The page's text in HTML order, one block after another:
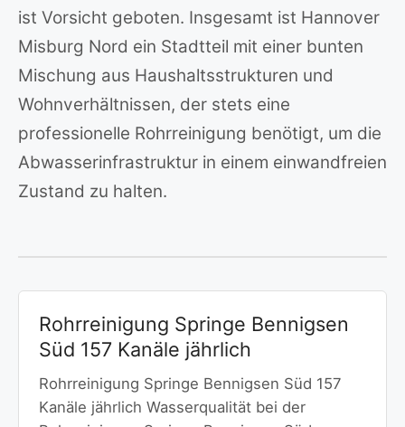
ist Vorsicht geboten. Insgesamt ist Hannover
Misburg Nord ein Stadtteil mit einer bunten
Mischung aus Haushaltsstrukturen und
Wohnverhältnissen, der stets eine
professionelle Rohrreinigung benötigt, um die
Abwasserinfrastruktur in einem einwandfreien
Zustand zu halten.
Rohrreinigung Springe Bennigsen
Süd 157 Kanäle jährlich
Rohrreinigung Springe Bennigsen Süd 157
Kanäle jährlich Wasserqualität bei der